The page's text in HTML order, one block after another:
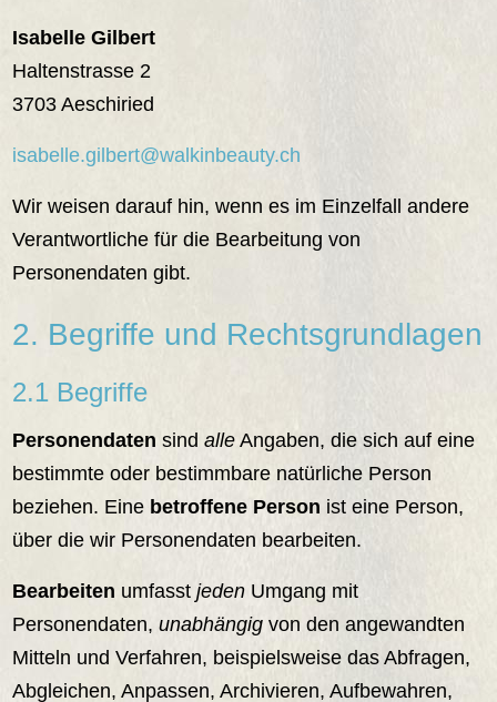
Isabelle Gilbert
Haltenstrasse 2
3703 Aeschiried
isabelle.gilbert@walkinbeauty.ch
Wir weisen darauf hin, wenn es im Einzelfall andere
Verantwortliche für die Bearbeitung von
Personendaten gibt.
2. Begriffe und Rechtsgrundlagen
2.1 Begriffe
Personendaten sindalle Angaben, die sich auf eine
bestimmte oder bestimmbare natürliche Person
beziehen. Eine betroffene Person ist eine Person,
über die wir Personendaten bearbeiten.
Bearbeiten umfasstjeden Umgang mit
Personendaten,unabhängig von den angewandten
Mitteln und Verfahren, beispielsweise das Abfragen,
Abgleichen, Anpassen, Archivieren, Aufbewahren,